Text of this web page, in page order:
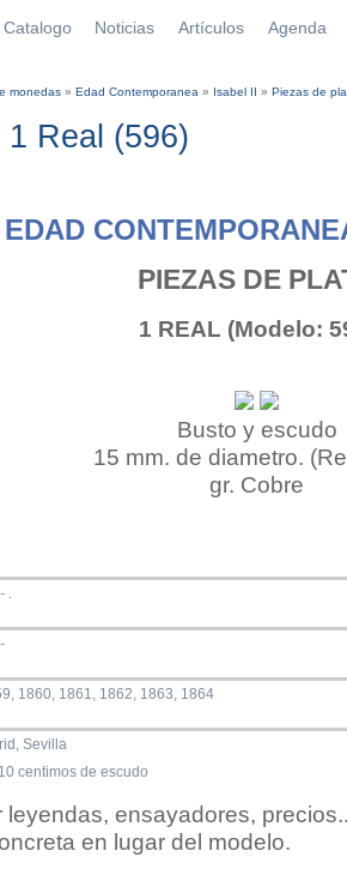
Catalogo Noticias Artículos Agenda
monedas » Edad Contemporanea » Isabel II » Piezas de
1 Real (596)
EDAD
PIEZAS DE
1 REAL (Modelo:
Busto y escudo
15 mm. de diametro.
gr. Cobre
.
1860, 1861, 1862, 1863, 1864
Sevilla
centimos de escudo
leyendas, ensayadores,
en lugar del modelo.